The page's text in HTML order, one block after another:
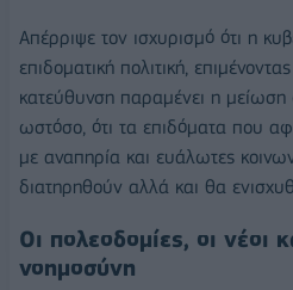
Απέρριψε τον ισχυρισμό ότι η
επιδοματική πολιτική,
κατεύθυνση παραμένει η
ωστόσο, ότι τα επιδόματα που
με αναπηρία και ευάλωτες
διατηρηθούν αλλά και θα
Οι πολεοδομίες, οι νέοι
νοημοσύνη